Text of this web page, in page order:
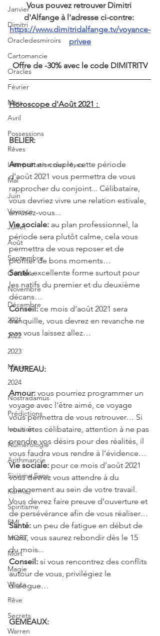
Janvier
Dimitri
Oracledesmiroirs
Cartomancie
Oracles
Février
Mars
Avril
Possessions
Rêves
Interprétation des rêves
Mai
Juin
Voyance
Juillet
Août
Septembre
Octobre
Novembre
Décembre
2021
2022
2023
Miroirs
2024
Nostradamus
Prédictions
Intuition
Numérologie
Arithmancie
Sixième Sens
Karma
Spiritisme
EMI
MORT
Mort
Magie
Wicca
Rêve
Secrets
Warren
Vous pouvez retrouver Dimitri
d'Alfange à l'adresse ci-contre:
https://www.dimitridalfange.tv/voyance-
privee
Offre de -30% avec le code DIMITRITV
Horoscope d'Août 2021 :
BELIER:
Amour: en couple, cette période
d’août 2021 vous permettra de vous
rapprocher du conjoint... Célibataire,
vous devriez vivre une relation estivale,
amusez-vous...
Vie sociale: au plan professionnel, la
période sera plutôt calme, cela vous
permettra de vous reposer et de
profiter de bons moments…
Santé: excellente forme surtout pour
les natifs du premier et du deuxième
décans…
Conseil: ce mois d’août 2021 sera
tranquille, vous devrez en revanche ne
pas vous laissez allez…
TAUREAU:
Amour: vous pourriez programmer un
voyage avec l'être aimé, ce voyage
vous permettra de vous retrouver… Si
vous êtes célibataire, attention à ne pas
prendre vos désirs pour des réalités, il
vous faudra vous rendre à l’évidence…
Vie sociale: pour ce mois d’août 2021
vous devrez vous attendre à du
changement au sein de votre travail.
Vous devrez faire preuve d’ouverture et
de persévérance afin de vous réaliser…
Santé: un peu de fatigue en début de
mois, vous saurez rebondir dès le 15
du mois...
Conseil: si vous rencontrez des conflits
autour de vous, privilégiez le
dialogue…
GEMEAUX: